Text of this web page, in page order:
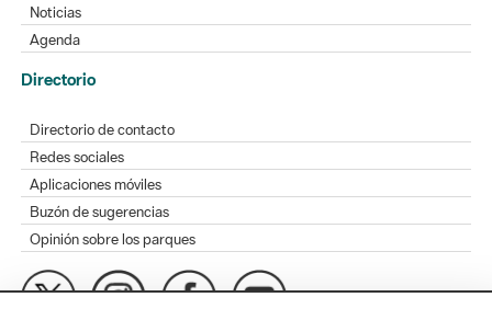
Noticias
Agenda
Directorio
Directorio de contacto
Redes sociales
Aplicaciones móviles
Buzón de sugerencias
Opinión sobre los parques